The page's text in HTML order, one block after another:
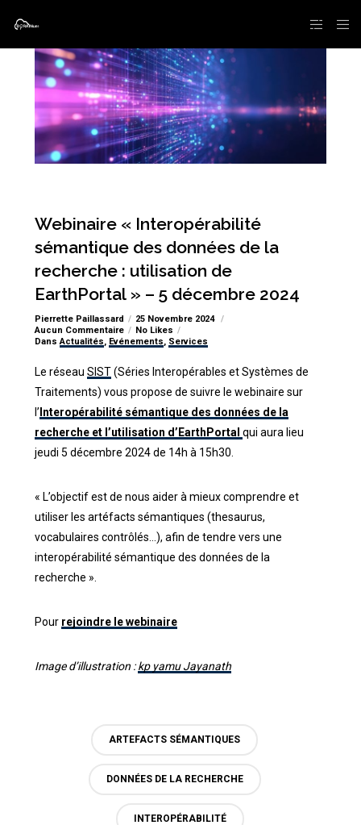
Webinaire « Interopérabilité
sémantique des données de la
recherche : utilisation de
EarthPortal » – 5 décembre 2024
Pierrette Paillassard
25 Novembre 2024
Aucun Commentaire
No Likes
DansActualités, Evénements, Services
Le réseau SIST(Séries Interopérables et Systèmes de
Traitements) vous propose de suivre le webinaire sur
l’ Interopérabilité sémantique des données de la
recherche et l’utilisation d’EarthPortal qui aura lieu
jeudi 5 décembre 2024 de 14h à 15h30.
« L’objectif est de nous aider à mieux comprendre et
utiliser les artéfacts sémantiques (thesaurus,
vocabulaires contrôlés…), afin de tendre vers une
interopérabilité sémantique des données de la
recherche ».
Pour rejoindre le webinaire
Image d’illustration :kp yamu Jayanath
ARTEFACTS SÉMANTIQUES
DONNÉES DE LA RECHERCHE
INTEROPÉRABILITÉ